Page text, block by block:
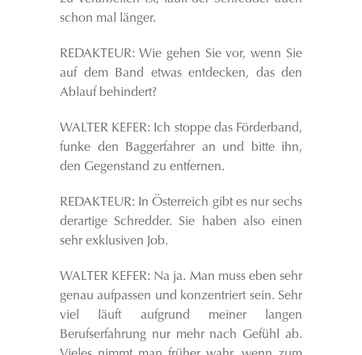
schon mal länger.
REDAKTEUR: Wie gehen Sie vor, wenn Sie
auf dem Band etwas entdecken, das den
Ablauf behindert?
WALTER KEFER: Ich stoppe das Förderband,
funke den Baggerfahrer an und bitte ihn,
den Gegenstand zu entfernen.
REDAKTEUR: In Österreich gibt es nur sechs
derartige Schredder. Sie haben also einen
sehr exklusiven Job.
WALTER KEFER: Na ja. Man muss eben sehr
genau aufpassen und konzentriert sein. Sehr
viel läuft aufgrund meiner langen
Berufserfahrung nur mehr nach Gefühl ab.